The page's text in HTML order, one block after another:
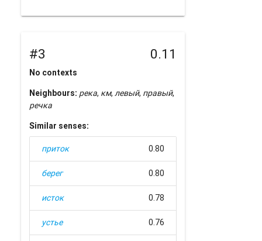
#3 0.11
No contexts
Neighbours: река, км,левый, правый,
речка
Similar senses:
приток 0.80
берег 0.80
исток 0.78
устье 0.76